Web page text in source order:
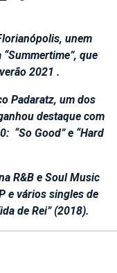
unem
que
2021 .
Padaratz, um dos
destaque com
“So Good” e “Hard
R&B e Soul Music
e vários singles de
de Rei” (2018).